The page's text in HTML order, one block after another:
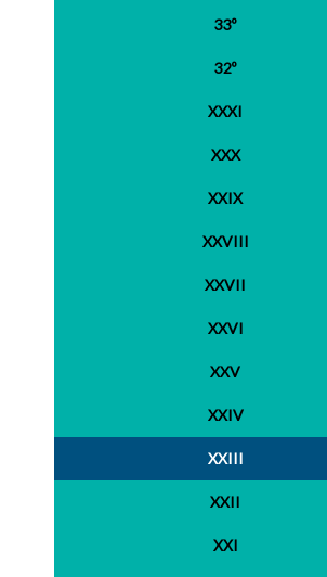
33º
32º
XXXI
XXX
XXIX
XXVIII
XXVII
XXVI
XXV
XXIV
XXIII
XXII
XXI